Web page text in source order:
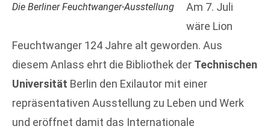
Die Berliner Feuchtwanger-Ausstellung
Am 7. Juli
wäre Lion
Feuchtwanger 124 Jahre alt geworden. Aus
diesem Anlass ehrt die Bibliothek der Technischen
Universität Berlin den Exilautor mit einer
repräsentativen Ausstellung zu Leben und Werk
und eröffnet damit das Internationale